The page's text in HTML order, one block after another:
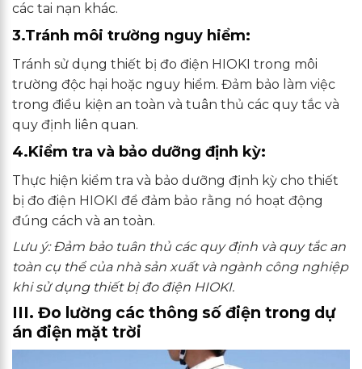
các tai nạn khác.
3.Tránh môi trường nguy hiểm:
Tránh sử dụng thiết bị đo điện HIOKI trong môi
trường độc hại hoặc nguy hiểm. Đảm bảo làm việc
trong điều kiện an toàn và tuân thủ các quy tắc và
quy định liên quan.
4.Kiểm tra và bảo dưỡng định kỳ:
Thực hiện kiểm tra và bảo dưỡng định kỳ cho thiết
bị đo điện HIOKI để đảm bảo rằng nó hoạt động
đúng cách và an toàn.
Lưu ý: Đảm bảo tuân thủ các quy định và quy tắc an
toàn cụ thể của nhà sản xuất và ngành công nghiệp
khi sử dụng thiết bị đo điện HIOKI.
III. Đo lường các thông số điện trong dự
án điện mặt trời